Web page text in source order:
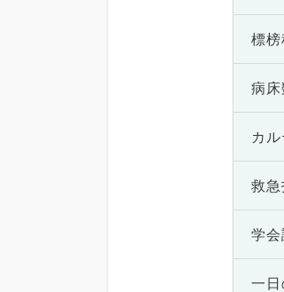
標榜
病床
カ
救急
学
一日